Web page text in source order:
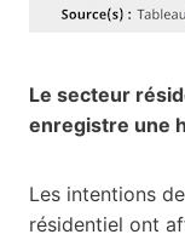
Le secteur
enregistre une
Les intentions
résidentiel ont